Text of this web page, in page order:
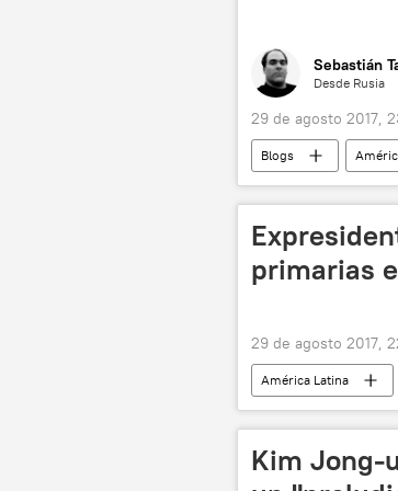
Sebastián
Desde Rusia
29 de agosto 2017,
Blogs
noticias
primarias
29 de agosto 2017,
América Latina
elecciones
Kim Jong-